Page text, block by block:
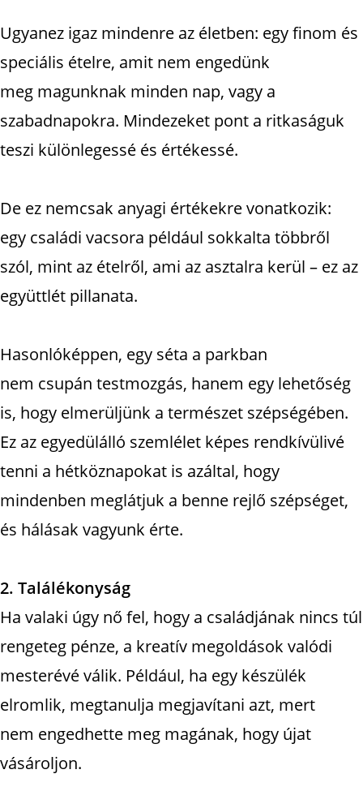
Ugyanez igaz mindenre az életben: egy finom és
speciális ételre, amit nem engedünk
meg magunknak minden nap, vagy a
szabadnapokra. Mindezeket pont a ritkaságuk
teszi különlegessé és értékessé.
De ez nemcsak anyagi értékekre vonatkozik:
egy családi vacsora például sokkalta többről
szól, mint az ételről, ami az asztalra kerül – ez az
együttlét pillanata.
Hasonlóképpen, egy séta a parkban
nem csupán testmozgás, hanem egy lehetőség
is, hogy elmerüljünk a természet szépségében.
Ez az egyedülálló szemlélet képes rendkívülivé
tenni a hétköznapokat is azáltal, hogy
mindenben meglátjuk a benne rejlő szépséget,
és hálásak vagyunk érte.
2. Találékonyság
Ha valaki úgy nő fel, hogy a családjának nincs túl
rengeteg pénze, a kreatív megoldások valódi
mesterévé válik. Például, ha egy készülék
elromlik, megtanulja megjavítani azt, mert
nem engedhette meg magának, hogy újat
vásároljon.